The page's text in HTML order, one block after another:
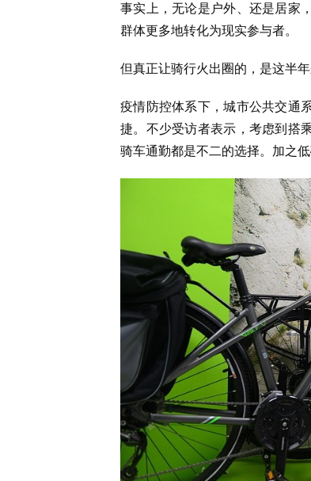
事实上，无论是户外、还是居家
群体更多地转化为现实参与者。
但真正让骑行火出圈的，是这半
疫情防控体系下，城市公共交通
捷。不少受访者表示，考虑到搭
骑车通勤都是不二的选择。加之